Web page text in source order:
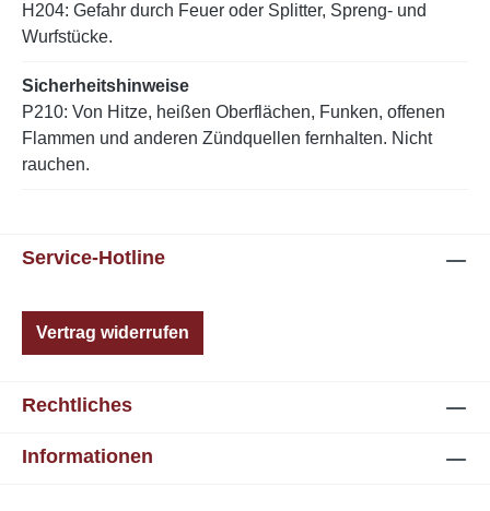
H204: Gefahr durch Feuer oder Splitter, Spreng- und
Wurfstücke.
Sicherheitshinweise
P210: Von Hitze, heißen Oberflächen, Funken, offenen
Flammen und anderen Zündquellen fernhalten. Nicht
rauchen.
Service-Hotline
Vertrag widerrufen
Rechtliches
Informationen